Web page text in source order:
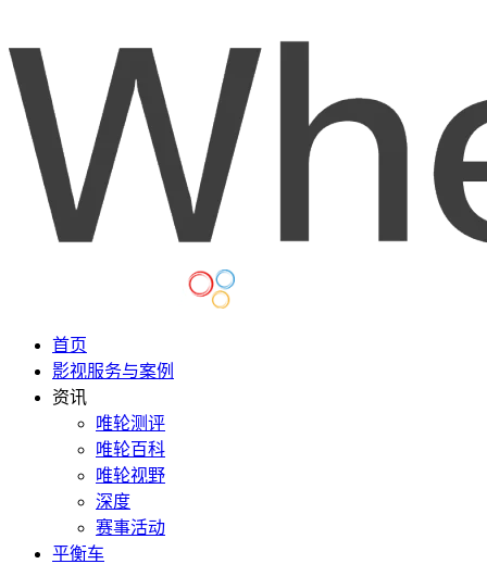
首页
影视服务与案例
资讯
唯轮测评
唯轮百科
唯轮视野
深度
赛事活动
平衡车